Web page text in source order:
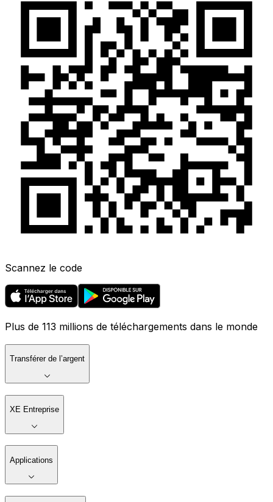
Scannez le code
Plus de 113 millions de téléchargements dans le monde
Transférer de l’argent
XE Entreprise
Applications